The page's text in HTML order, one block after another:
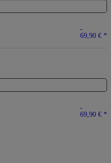
69,90 € *
69,90 € *